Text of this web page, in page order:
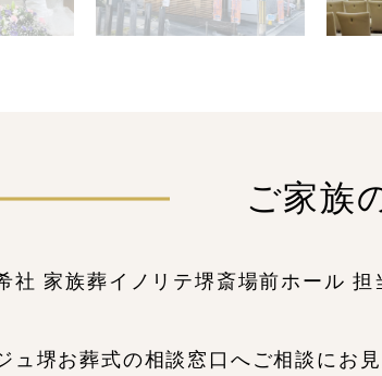
ご家族
社 家族葬イノリテ堺斎場前ホール 担
ュ堺お葬式の相談窓口へご相談にお見